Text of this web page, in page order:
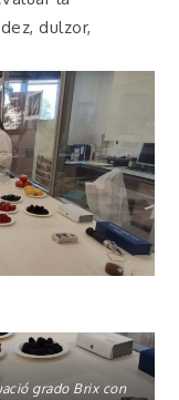
dulzor,
grado Brix con